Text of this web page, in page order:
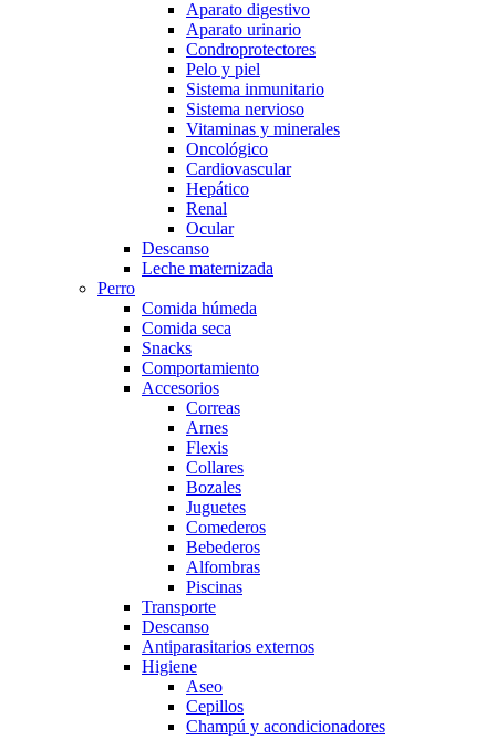
Aparato digestivo
Aparato urinario
Condroprotectores
Pelo y piel
Sistema inmunitario
Sistema nervioso
Vitaminas y minerales
Oncológico
Cardiovascular
Hepático
Renal
Ocular
Descanso
Leche maternizada
Perro
Comida húmeda
Comida seca
Snacks
Comportamiento
Accesorios
Correas
Arnes
Flexis
Collares
Bozales
Juguetes
Comederos
Bebederos
Alfombras
Piscinas
Transporte
Descanso
Antiparasitarios externos
Higiene
Aseo
Cepillos
Champú y acondicionadores